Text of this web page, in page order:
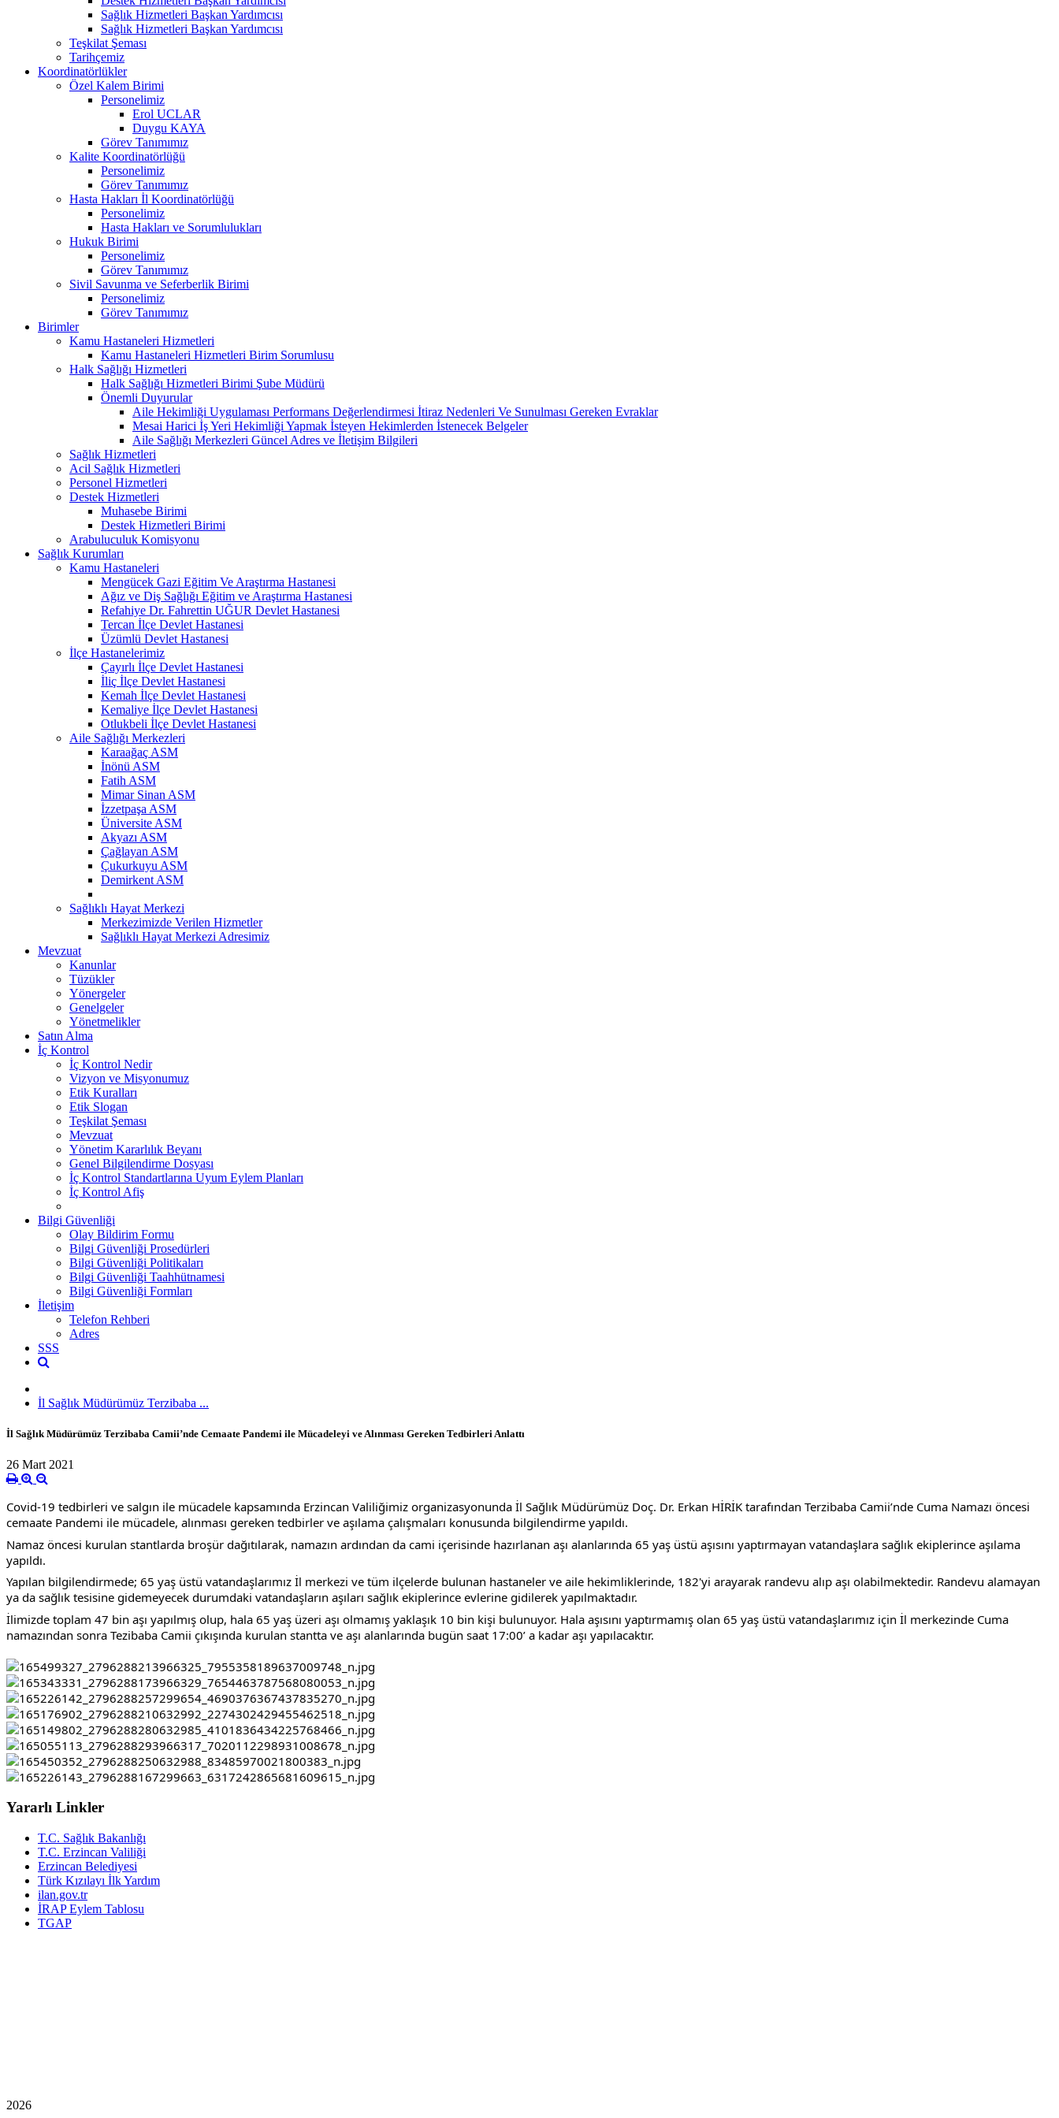
Sağlık Hizmetleri Başkan Yardımcısı
Sağlık Hizmetleri Başkan Yardımcısı
Teşkilat Şeması
Tarihçemiz
Koordinatörlükler
Özel Kalem Birimi
Personelimiz
Erol UCLAR
Duygu KAYA
Görev Tanımımız
Kalite Koordinatörlüğü
Personelimiz
Görev Tanımımız
Hasta Hakları İl Koordinatörlüğü
Personelimiz
Hasta Hakları ve Sorumlulukları
Hukuk Birimi
Personelimiz
Görev Tanımımız
Sivil Savunma ve Seferberlik Birimi
Personelimiz
Görev Tanımımız
Birimler
Kamu Hastaneleri Hizmetleri
Kamu Hastaneleri Hizmetleri Birim Sorumlusu
Halk Sağlığı Hizmetleri
Halk Sağlığı Hizmetleri Birimi Şube Müdürü
Önemli Duyurular
Aile Hekimliği Uygulaması Performans Değerlendirmesi İtiraz Nedenleri Ve Sunulması Gereken Evraklar
Mesai Harici İş Yeri Hekimliği Yapmak İsteyen Hekimlerden İstenecek Belgeler
Aile Sağlığı Merkezleri Güncel Adres ve İletişim Bilgileri
Sağlık Hizmetleri
Acil Sağlık Hizmetleri
Personel Hizmetleri
Destek Hizmetleri
Muhasebe Birimi
Destek Hizmetleri Birimi
Arabuluculuk Komisyonu
Sağlık Kurumları
Kamu Hastaneleri
Mengücek Gazi Eğitim Ve Araştırma Hastanesi
Ağız ve Diş Sağlığı Eğitim ve Araştırma Hastanesi
Refahiye Dr. Fahrettin UĞUR Devlet Hastanesi
Tercan İlçe Devlet Hastanesi
Üzümlü Devlet Hastanesi
İlçe Hastanelerimiz
Çayırlı İlçe Devlet Hastanesi
İliç İlçe Devlet Hastanesi
Kemah İlçe Devlet Hastanesi
Kemaliye İlçe Devlet Hastanesi
Otlukbeli İlçe Devlet Hastanesi
Aile Sağlığı Merkezleri
Karaağaç ASM
İnönü ASM
Fatih ASM
Mimar Sinan ASM
İzzetpaşa ASM
Üniversite ASM
Akyazı ASM
Çağlayan ASM
Çukurkuyu ASM
Demirkent ASM
Sağlıklı Hayat Merkezi
Merkezimizde Verilen Hizmetler
Sağlıklı Hayat Merkezi Adresimiz
Mevzuat
Kanunlar
Tüzükler
Yönergeler
Genelgeler
Yönetmelikler
Satın Alma
İç Kontrol
İç Kontrol Nedir
Vizyon ve Misyonumuz
Etik Kuralları
Etik Slogan
Teşkilat Şeması
Mevzuat
Yönetim Kararlılık Beyanı
Genel Bilgilendirme Dosyası
İç Kontrol Standartlarına Uyum Eylem Planları
İç Kontrol Afiş
Bilgi Güvenliği
Olay Bildirim Formu
Bilgi Güvenliği Prosedürleri
Bilgi Güvenliği Politikaları
Bilgi Güvenliği Taahhütnamesi
Bilgi Güvenliği Formları
İletişim
Telefon Rehberi
Adres
SSS
İl Sağlık Müdürümüz Terzibaba ...
İl Sağlık Müdürümüz Terzibaba Camii’nde Cemaate Pandemi ile Mücadeleyi ve Alınması Gereken Tedbirleri Anlattı
26 Mart 2021
Covid-19 tedbirleri ve salgın ile mücadele kapsamında Erzincan Valiliğimiz organizasyonunda İl Sağlık Müdürümüz Doç. Dr. Erkan HİRİK tarafından Terzibaba Camii’nde Cuma Namazı öncesi
cemaate Pandemi ile mücadele, alınması gereken tedbirler ve aşılama çalışmaları konusunda bilgilendirme yapıldı.
Namaz öncesi kurulan stantlarda broşür dağıtılarak, namazın ardından da cami içerisinde hazırlanan aşı alanlarında 65 yaş üstü aşısını yaptırmayan vatandaşlara sağlık ekiplerince aşılama
yapıldı.
Yapılan bilgilendirmede; 65 yaş üstü vatandaşlarımız İl merkezi ve tüm ilçelerde bulunan hastaneler ve aile hekimliklerinde, 182'yi arayarak randevu alıp aşı olabilmektedir. Randevu alamayan
ya da sağlık tesisine gidemeyecek durumdaki vatandaşların aşıları sağlık ekiplerince evlerine gidilerek yapılmaktadır.
İlimizde toplam 47 bin aşı yapılmış olup, hala 65 yaş üzeri aşı olmamış yaklaşık 10 bin kişi bulunuyor. Hala aşısını yaptırmamış olan 65 yaş üstü vatandaşlarımız için İl merkezinde Cuma
namazından sonra Tezibaba Camii çıkışında kurulan stantta ve aşı alanlarında bugün saat 17:00’ a kadar aşı yapılacaktır.
Yararlı Linkler
T.C. Sağlık Bakanlığı
T.C. Erzincan Valiliği
Erzincan Belediyesi
Türk Kızılayı İlk Yardım
ilan.gov.tr
İRAP Eylem Tablosu
TGAP
2026